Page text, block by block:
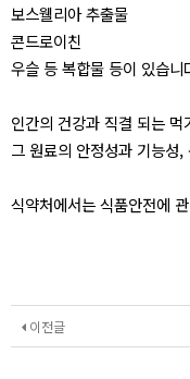
보스웰리아 추출물
콘드로이친
우슬 등 복합물 등이 있습니
인간의 건강과 직결 되는
그 원료의 안정성과 기능성
식약처에서는 식품안전에
이전글